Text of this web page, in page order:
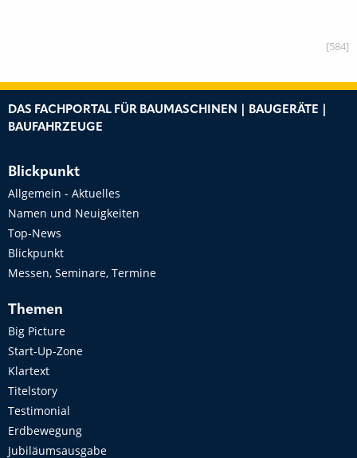
[584]
DAS FACHPORTAL FÜR BAUMASCHINEN | BAUGERÄTE |
BAUFAHRZEUGE
Blickpunkt
Allgemein - Aktuelles
Namen und Neuigkeiten
Top-News
Blickpunkt
Messen, Seminare, Termine
Themen
Big Picture
Start-Up-Zone
Klartext
Titelstory
Testimonial
Erdbewegung
Jubiläumsausgabe